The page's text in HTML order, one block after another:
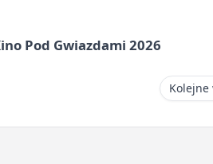
Pod Gwiazdami 2026
Kolejne